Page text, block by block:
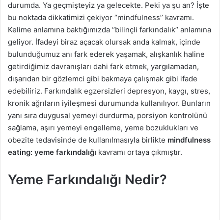
t
n
d
e
r
m
e
k
durumda. Ya geçmişteyiz ya gelecekte. Peki ya şu an? İşte
bu noktada dikkatimizi çekiyor ‘’mindfulness’’ kavramı.
Kelime anlamına baktığımızda ‘’bilinçli farkındalık’’ anlamına
geliyor. İfadeyi biraz açacak olursak anda kalmak, içinde
bulunduğumuz anı fark ederek yaşamak, alışkanlık haline
getirdiğimiz davranışları dahi fark etmek, yargılamadan,
dışarıdan bir gözlemci gibi bakmaya çalışmak gibi ifade
edebiliriz. Farkındalık egzersizleri depresyon, kaygı, stres,
kronik ağrıların iyileşmesi durumunda kullanılıyor. Bunların
yanı sıra duygusal yemeyi durdurma, porsiyon kontrolünü
sağlama, aşırı yemeyi engelleme, yeme bozuklukları ve
obezite tedavisinde de kullanılmasıyla birlikte mindfulness
eating: yeme farkındalığı kavramı ortaya çıkmıştır.
Yeme Farkındalığı Nedir?